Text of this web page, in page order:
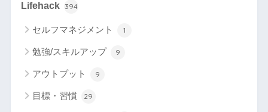
Lifehack 394
セルフマネジメント 1
勉強/スキルアップ 9
アウトプット 9
目標・習慣 29